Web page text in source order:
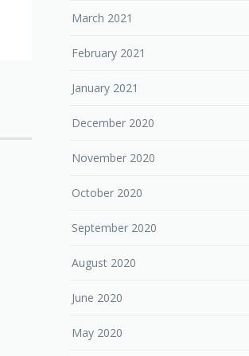
March 2021
February 2021
January 2021
December 2020
November 2020
October 2020
September 2020
August 2020
June 2020
May 2020